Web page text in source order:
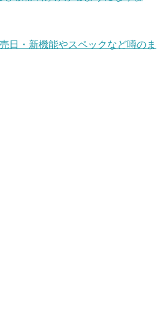
日・新機能やスペックなど噂のま